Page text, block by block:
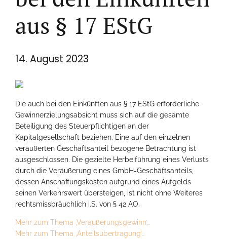
aus § 17 EStG
14. August 2023
Die auch bei den Einkünften aus § 17 EStG erforderliche
Gewinnerzielungsabsicht muss sich auf die gesamte
Beteiligung des Steuerpflichtigen an der
Kapitalgesellschaft beziehen. Eine auf den einzelnen
veräußerten Geschäftsanteil bezogene Betrachtung ist
ausgeschlossen. Die gezielte Herbeiführung eines Verlusts
durch die Veräußerung eines GmbH-Geschäftsanteils,
dessen Anschaffungskosten aufgrund eines Aufgelds
seinen Verkehrswert übersteigen, ist nicht ohne Weiteres
rechtsmissbräuchlich i.S. von § 42 AO.
Mehr zum Thema ‚Veräußerungsgewinn’…
Mehr zum Thema ‚Anteilsübertragung’…